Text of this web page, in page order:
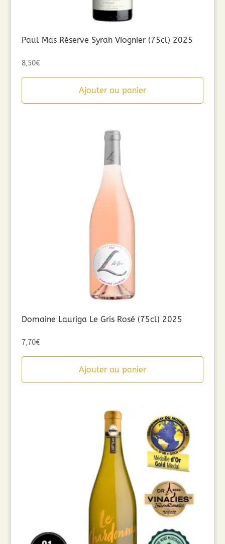
Paul Mas Réserve Syrah Viognier (75cl) 2025
8,50€
Ajouter au panier
Domaine Lauriga Le Gris Rosé (75cl) 2025
7,70€
Ajouter au panier